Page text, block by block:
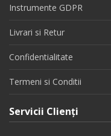
Instrumente GDPR
Livrari si Retur
Confidentialitate
Termeni si Conditii
Servicii Clienţi